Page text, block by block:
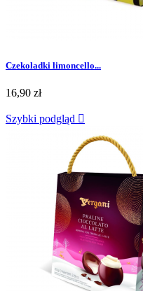
Czekoladki limoncello...
16,90 zł
Szybki podgląd 